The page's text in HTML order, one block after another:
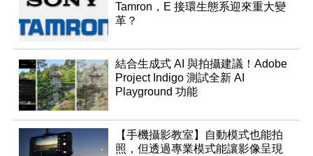
Tamron，E 接環生態系迎來重大變
革？
結合生成式 AI 與拍攝建議！Adobe
Project Indigo 測試全新 AI
Playground 功能
【手機攝影教室】自動模式也能拍
照，但透過專業模式能讓影像呈現